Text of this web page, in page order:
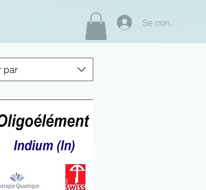
Se connecter
par